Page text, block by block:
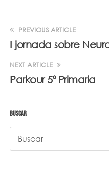
PREVIOUS ARTICLE
I jornada sobre
NEXT ARTICLE
Parkour 5º Primaria
BUSCAR